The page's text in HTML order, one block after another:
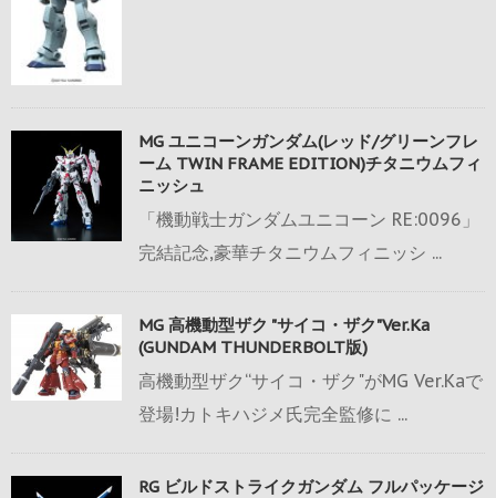
MG ユニコーンガンダム(レッド/グリーンフレ
ーム TWIN FRAME EDITION)チタニウムフィ
ニッシュ
「機動戦士ガンダムユニコーン RE:0096」
完結記念,豪華チタニウムフィニッシ ...
MG 高機動型ザク "サイコ・ザク"Ver.Ka
(GUNDAM THUNDERBOLT版)
高機動型ザク“サイコ・ザク"がMG Ver.Kaで
登場!カトキハジメ氏完全監修に ...
RG ビルドストライクガンダム フルパッケージ